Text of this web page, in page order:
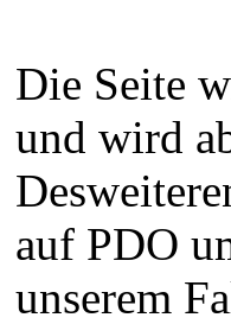
Die Seite
und wird
auf PDO
unserem